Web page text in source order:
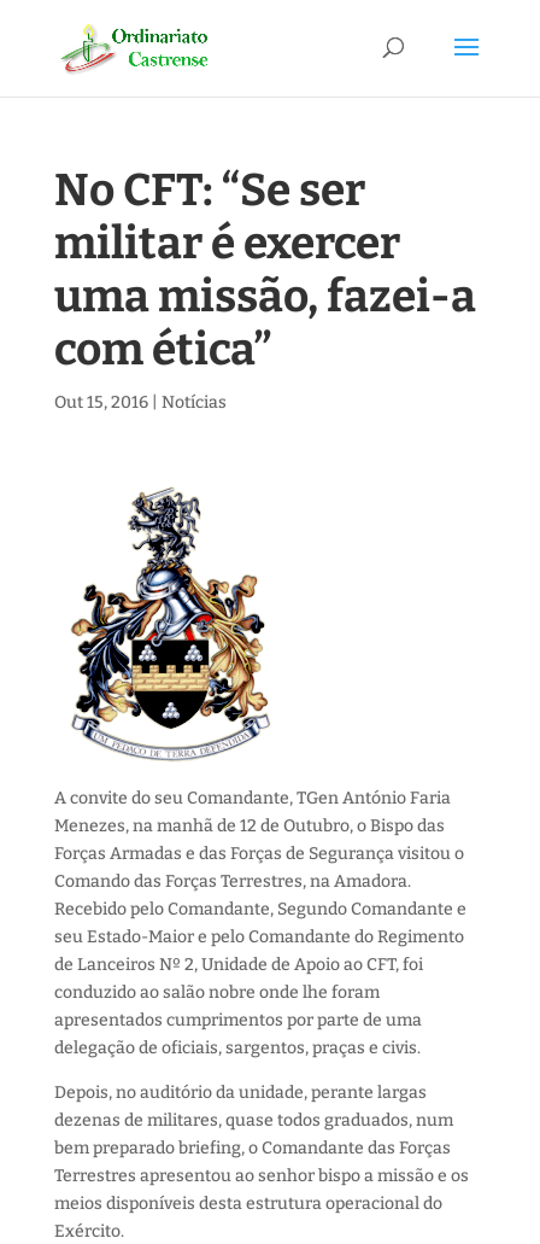
No CFT: “Se ser
militar é exercer
uma missão, fazei-a
com ética”
Out 15, 2016| Notícias
A convite do seu Comandante, TGen António Faria
Menezes, na manhã de 12 de Outubro, o Bispo das
Forças Armadas e das Forças de Segurança visitou o
Comando das Forças Terrestres, na Amadora.
Recebido pelo Comandante, Segundo Comandante e
seu Estado-Maior e pelo Comandante do Regimento
de Lanceiros Nº 2, Unidade de Apoio ao CFT, foi
conduzido ao salão nobre onde lhe foram
apresentados cumprimentos por parte de uma
delegação de oficiais, sargentos, praças e civis.
Depois, no auditório da unidade, perante largas
dezenas de militares, quase todos graduados, num
bem preparado briefing, o Comandante das Forças
Terrestres apresentou ao senhor bispo a missão e os
meios disponíveis desta estrutura operacional do
Exército.